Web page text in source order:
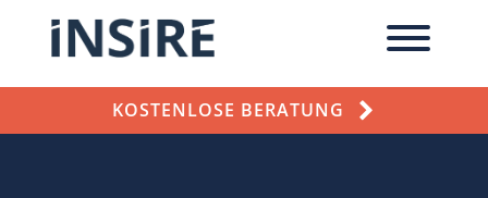
KOSTENLOSE BERATUNG